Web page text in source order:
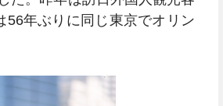
56年ぶりに同じ東京でオリン